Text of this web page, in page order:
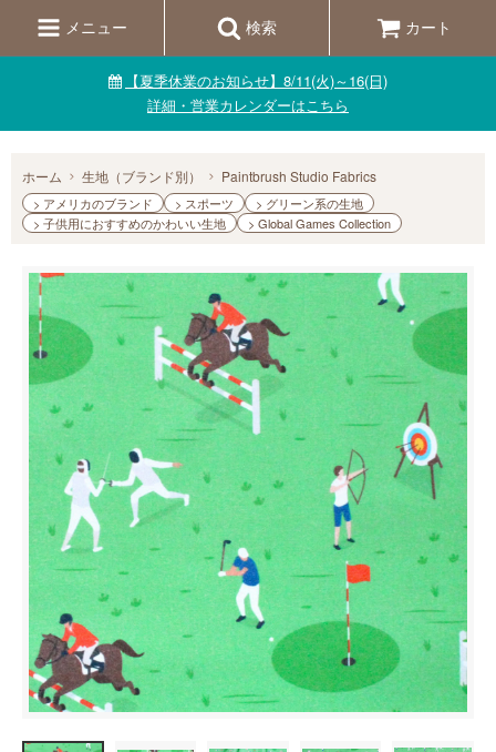
メニュー 検索 カート
【夏季休業のお知らせ】8/11(火)～16(日)
詳細・営業カレンダーはこちら
ホーム 生地（ブランド別） Paintbrush Studio Fabrics
> アメリカのブランド > スポーツ
> グリーン系の生地
> 子供用におすすめのかわいい生地
> Global Games Collection